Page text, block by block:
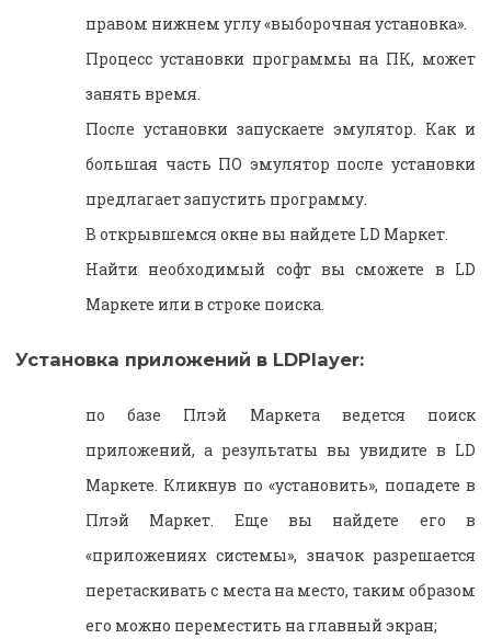
правом нижнем углу «выборочная установка».
Процесс установки программы на ПК, может
занять время.
После установки запускаете эмулятор. Как и
большая часть ПО эмулятор после установки
предлагает запустить программу.
В открывшемся окне вы найдете LD Маркет.
Найти необходимый софт вы сможете в LD
Маркете или в строке поиска.
Установка приложений в LDPlayer:
по базе Плэй Маркета ведется поиск
приложений, а результаты вы увидите в LD
Маркете. Кликнув по «установить», попадете в
Плэй Маркет. Еще вы найдете его в
«приложениях системы», значок разрешается
перетаскивать с места на место, таким образом
его можно переместить на главный экран;